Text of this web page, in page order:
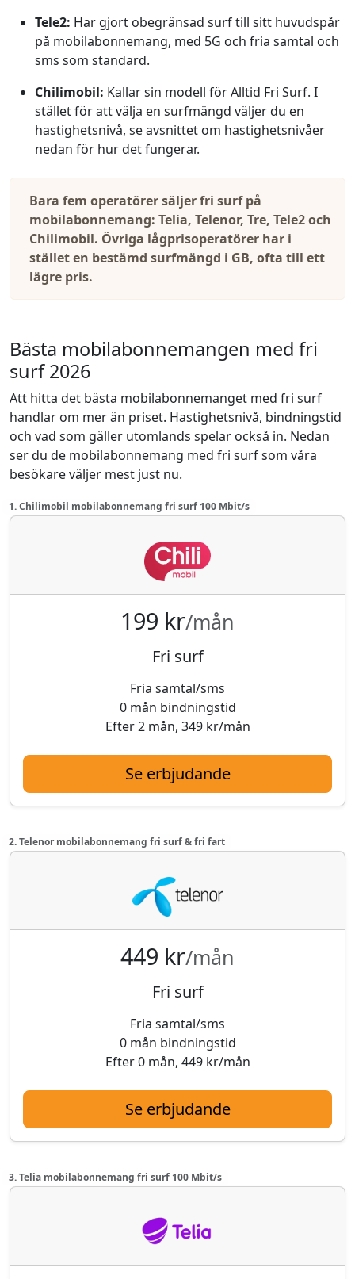
Tele2: Har gjort obegränsad surf till sitt huvudspår
på mobilabonnemang, med 5G och fria samtal och
sms som standard.
Chilimobil: Kallar sin modell för Alltid Fri Surf. I
stället för att välja en surfmängd väljer du en
hastighetsnivå, se avsnittet om hastighetsnivåer
nedan för hur det fungerar.
Bara fem operatörer säljer fri surf på
mobilabonnemang: Telia, Telenor, Tre, Tele2 och
Chilimobil. Övriga lågprisoperatörer har i
stället en bestämd surfmängd i GB, ofta till ett
lägre pris.
Bästa mobilabonnemangen med fri
surf 2026
Att hitta det bästa mobilabonnemanget med fri surf
handlar om mer än priset. Hastighetsnivå, bindningstid
och vad som gäller utomlands spelar också in. Nedan
ser du de mobilabonnemang med fri surf som våra
besökare väljer mest just nu.
1. Chilimobil mobilabonnemang fri surf 100 Mbit/s
199 kr/mån
Fri surf
Fria samtal/sms
0 mån bindningstid
Efter 2 mån, 349 kr/mån
Se erbjudande
2. Telenor mobilabonnemang fri surf & fri fart
449 kr/mån
Fri surf
Fria samtal/sms
0 mån bindningstid
Efter 0 mån, 449 kr/mån
Se erbjudande
3. Telia mobilabonnemang fri surf 100 Mbit/s